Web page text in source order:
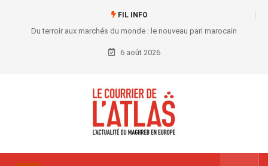
FIL INFO
Du terroir aux marchés du monde : le nouveau pari marocain
6 août 2026